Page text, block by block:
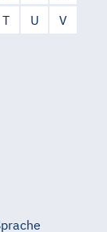
T U
V